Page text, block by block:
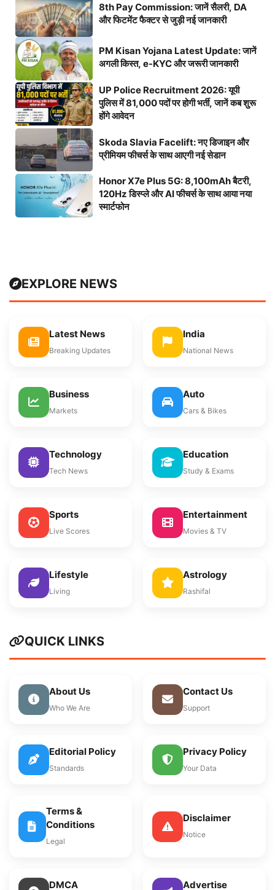
8th Pay Commission: जानें सैलरी, DA
और फिटमेंट फैक्टर से जुड़ी नई जानकारी
PM Kisan Yojana Latest Update: जानें
अगली किस्त, e-KYC और जरूरी जानकारी
UP Police Recruitment 2026: यूपी
पुलिस में 81,000 पदों पर होगी भर्ती, जानें कब शुरू
होंगे आवेदन
Skoda Slavia Facelift: नए डिजाइन और
प्रीमियम फीचर्स के साथ आएगी नई सेडान
Honor X7e Plus 5G: 8,100mAh बैटरी,
120Hz डिस्प्ले और AI फीचर्स के साथ आया नया
स्मार्टफोन
EXPLORE NEWS
Latest News
Breaking Updates
India
National News
Business
Markets
Auto
Cars & Bikes
Technology
Tech News
Education
Study & Exams
Sports
Live Scores
Entertainment
Movies & TV
Lifestyle
Living
Astrology
Rashifal
QUICK LINKS
About Us
Who We Are
Contact Us
Support
Editorial Policy
Standards
Privacy Policy
Your Data
Terms &
Conditions
Legal
Disclaimer
Notice
DMCA Advertise